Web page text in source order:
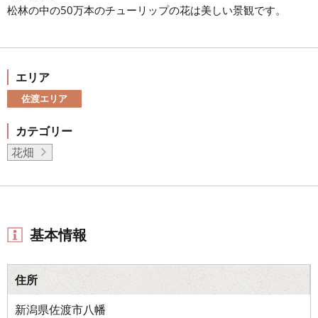
松林の中の50万本のチューリップの花は美しい景観です。
エリア
佐渡エリア
カテゴリー
花畑
基本情報
住所
新潟県佐渡市八幡